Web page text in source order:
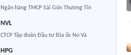
Ngân hàng TMCP Sài Gòn Thương Tín
NVL
CTCP Tập đoàn Đầu tư Địa ốc No Va
HPG